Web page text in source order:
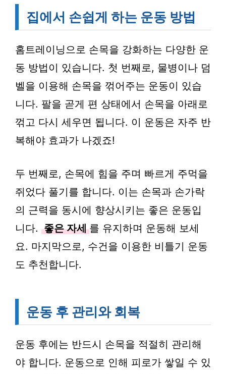
집에서 손쉽게 하는 운동 방법
홈트레이닝으로 손목을 강화하는 다양한 운
동 방법이 있습니다. 첫 번째로, 물병이나 덤
벨을 이용해 손목을 꺾어주는 운동이 있습
니다. 팔을 곧게 편 상태에서 손목을 아래로
꺾고 다시 세우면 됩니다. 이 운동은 자주 반
복해야 효과가 나겠죠!
두 번째로, 손목에 힘을 주며 빠르게 주먹을
쥐었다 풀기를 합니다. 이는 손목과 손가락
의 근력을 동시에 향상시키는 좋은 운동입
니다. 좋은 자세 를 유지하며 운동해 보세
요. 마지막으로, 수건을 이용한 비틀기 운동
도 추천합니다.
운동 후 관리와 회복
운동 후에는 반드시 손목을 적절히 관리해
야 합니다. 운동으로 인해 피로가 쌓일 수 있